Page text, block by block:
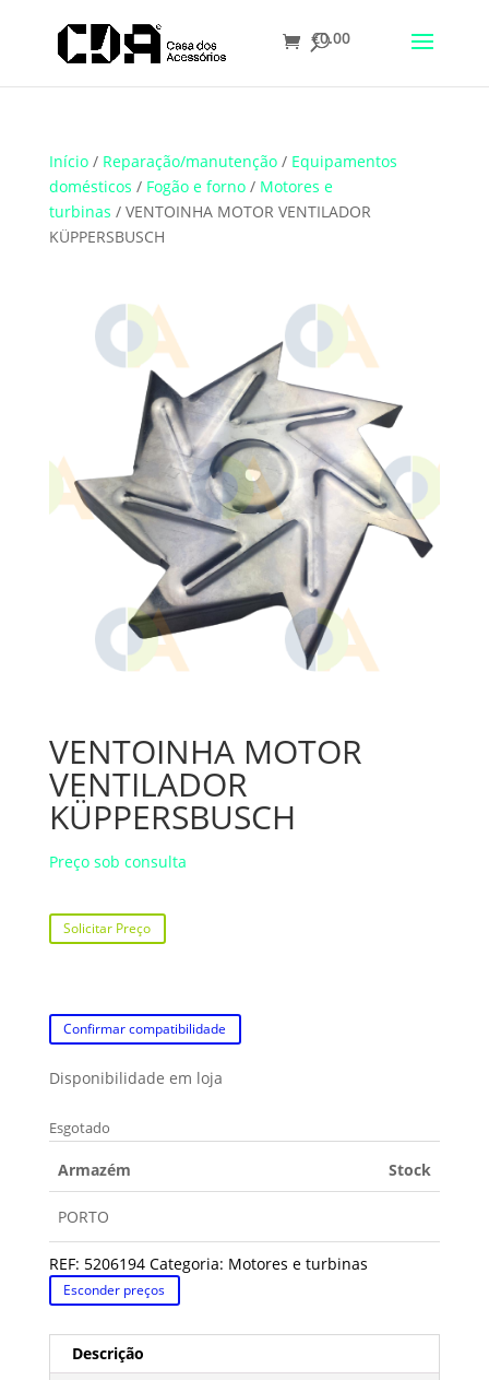
Translate
€0.00
Início/ Reparação/manutenção/ Equipamentos
domésticos / Fogão e forno/ Motores e
turbinas / VENTOINHA MOTOR VENTILADOR
KÜPPERSBUSCH
VENTOINHA MOTOR
VENTILADOR
KÜPPERSBUSCH
Preço sob consulta
Solicitar Preço
Confirmar compatibilidade
Disponibilidade em loja
Esgotado
Armazém Stock
PORTO
REF: 5206194 Categoria: Motores e turbinas
Esconder preços
Descrição